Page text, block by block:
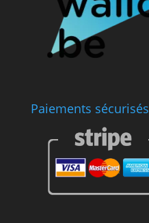
Paiements sécurisés